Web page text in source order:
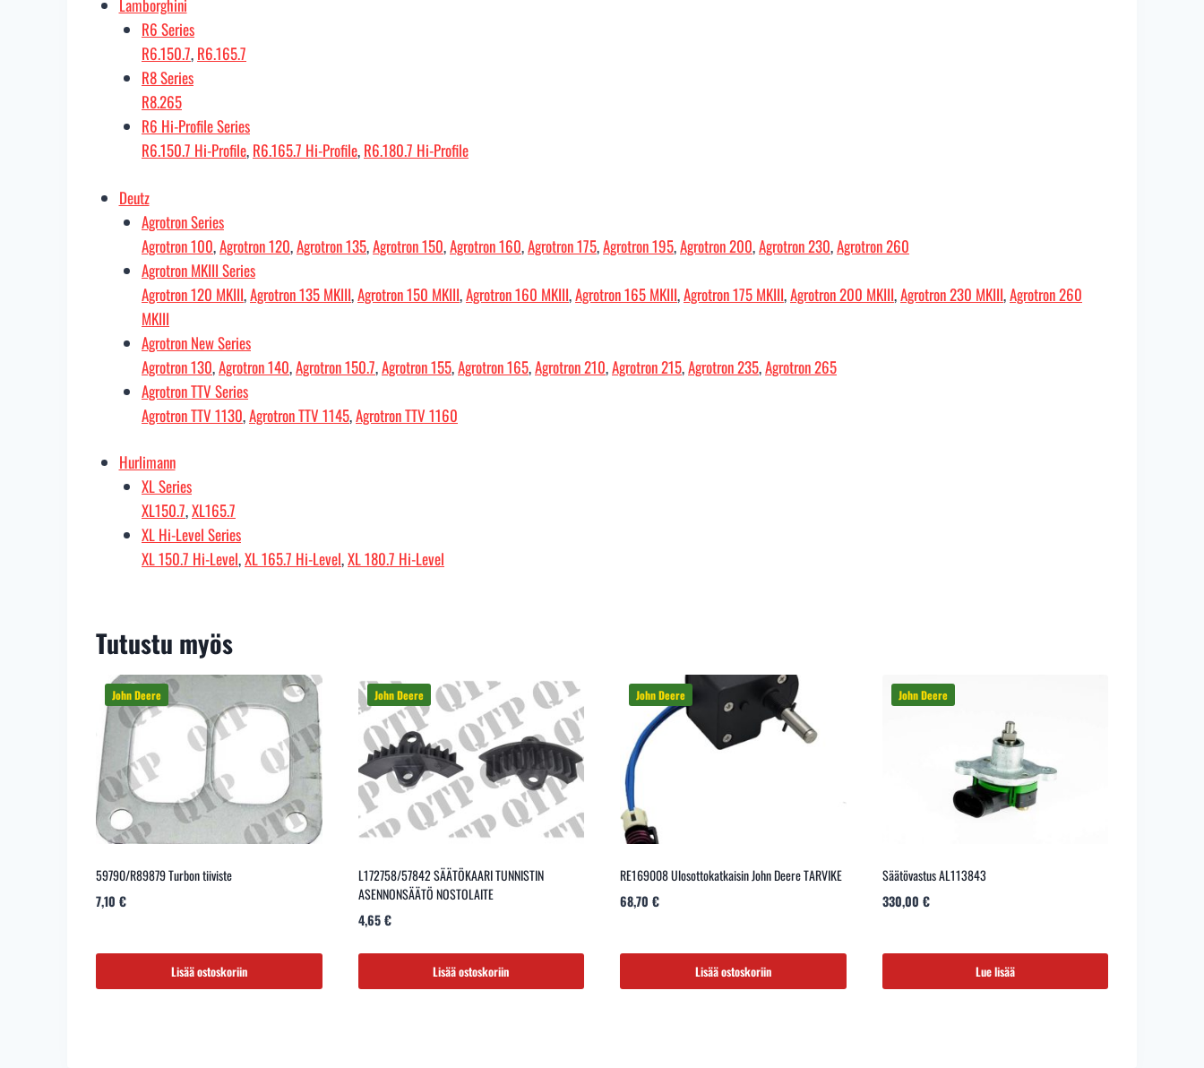
Lamborghini
R6 Series
R6.150.7, R6.165.7
R8 Series
R8.265
R6 Hi-Profile Series
R6.150.7 Hi-Profile, R6.165.7 Hi-Profile, R6.180.7 Hi-Profile
Deutz
Agrotron Series
Agrotron 100,Agrotron 120,Agrotron 135,Agrotron 150,Agrotron 160,Agrotron 175,Agrotron 195,Agrotron 200,Agrotron 230,Agrotron 260
Agrotron MKIII Series
Agrotron 120 MKIII,Agrotron 135 MKIII,Agrotron 150 MKIII,Agrotron 160 MKIII,Agrotron 165 MKIII,Agrotron 175 MKIII,Agrotron 200 MKIII,Agrotron 230 MKIII,Agrotron 260
MKIII
Agrotron New Series
Agrotron 130,Agrotron 140,Agrotron 150.7,Agrotron 155,Agrotron 165,Agrotron 210,Agrotron 215,Agrotron 235,Agrotron 265
Agrotron TTV Series
Agrotron TTV 1130,Agrotron TTV 1145,Agrotron TTV 1160
Hurlimann
XL Series
XL150.7,XL165.7
XL Hi-Level Series
XL 150.7 Hi-Level,XL 165.7 Hi-Level,XL 180.7 Hi-Level
Tutustu myös
59790/R89879 Turbon tiiviste
7,10 €
Lisää ostoskoriin
L172758/57842 SÄÄTÖKAARI TUNNISTIN
ASENNONSÄÄTÖ NOSTOLAITE
4,65€
Lisää ostoskoriin
RE169008 Ulosottokatkaisin John Deere TARVIKE
68,70 €
Lisää ostoskoriin
Säätövastus AL113843
330,00 €
Lue lisää